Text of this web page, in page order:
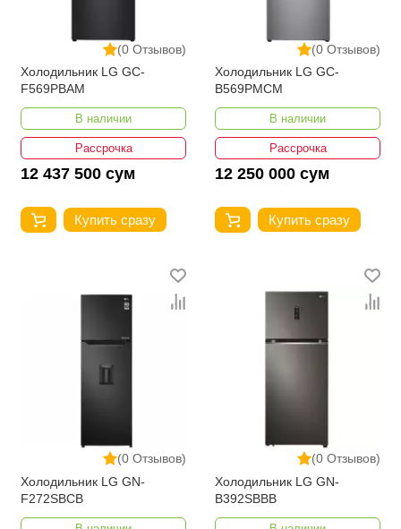
(0 Отзывов)
Холодильник LG GC-
F569PBAM
В наличии
Рассрочка
12 437 500 сум
Купить сразу
(0 Отзывов)
Холодильник LG GC-
B569PMCM
В наличии
Рассрочка
12 250 000 сум
Купить сразу
(0 Отзывов)
Холодильник LG GN-
F272SBCB
(0 Отзывов)
Холодильник LG GN-
B392SBBB